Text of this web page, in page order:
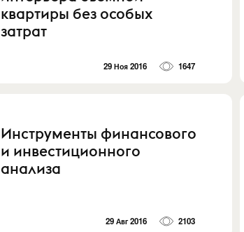
квартиры без особых
затрат
29 Ноя 2016 1647
Инструменты финансового
и инвестиционного
анализа
29 Авг 2016 2103